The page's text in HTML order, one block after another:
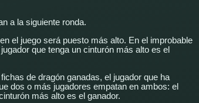
a la siguiente ronda.
el juego será puesto más alto. En el improbable
que tenga un cinturón más alto es el
de dragón ganadas, el jugador que ha
dos o más jugadores empatan en ambos: el
más alto es el ganador.